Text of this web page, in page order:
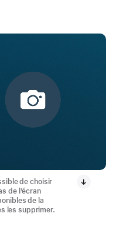
de choisir
de l’écran
de la
les supprimer.